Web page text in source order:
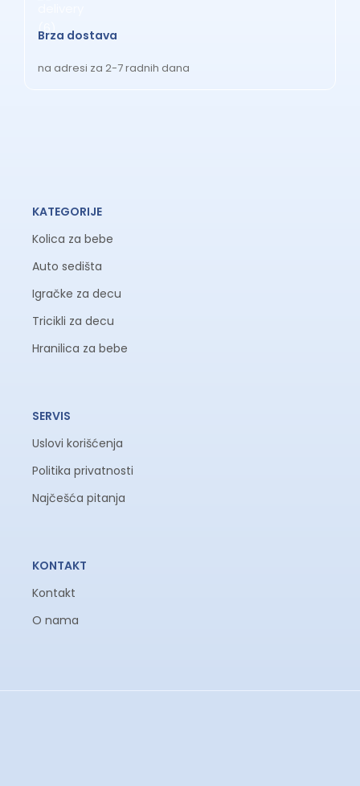
Brza dostava
na adresi za 2-7 radnih dana
KATEGORIJE
Kolica za bebe
Auto sedišta
Igračke za decu
Tricikli za decu
Hranilica za bebe
SERVIS
Uslovi korišćenja
Politika privatnosti
Najčešća pitanja
KONTAKT
Kontakt
O nama